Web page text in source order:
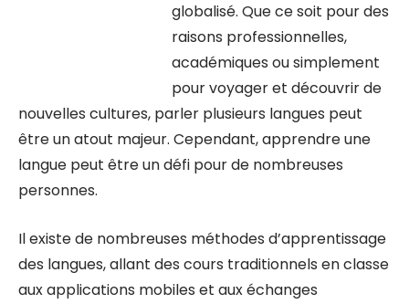
globalisé. Que ce soit pour des
raisons professionnelles,
académiques ou simplement
pour voyager et découvrir de
nouvelles cultures, parler plusieurs langues peut
être un atout majeur. Cependant, apprendre une
langue peut être un défi pour de nombreuses
personnes.
Il existe de nombreuses méthodes d’apprentissage
des langues, allant des cours traditionnels en classe
aux applications mobiles et aux échanges